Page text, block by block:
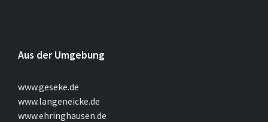
Aus der Umgebung
www.geseke.de
www.langeneicke.de
www.ehringhausen.de